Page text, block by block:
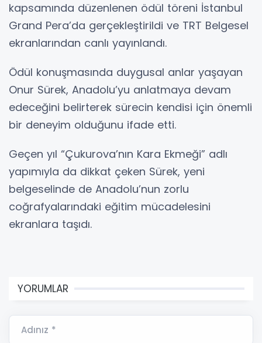
kapsamında düzenlenen ödül töreni İstanbul
Grand Pera’da gerçekleştirildi ve TRT Belgesel
ekranlarından canlı yayınlandı.
Ödül konuşmasında duygusal anlar yaşayan
Onur Sürek, Anadolu’yu anlatmaya devam
edeceğini belirterek sürecin kendisi için önemli
bir deneyim olduğunu ifade etti.
Geçen yıl “Çukurova’nın Kara Ekmeği” adlı
yapımıyla da dikkat çeken Sürek, yeni
belgeselinde de Anadolu’nun zorlu
coğrafyalarındaki eğitim mücadelesini
ekranlara taşıdı.
YORUMLAR
Adınız *